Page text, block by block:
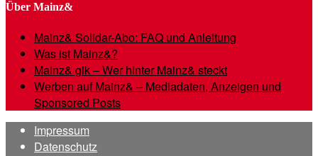
Über Mainz&
Mainz& Solidar-Abo: FAQ und Anleitung
Was ist Mainz&?
Mainz& gik – Wer hinter Mainz& steckt
Werben auf Mainz& – Mediadaten, Anzeigen und
Sponsored Posts
Impressum
Datenschutz